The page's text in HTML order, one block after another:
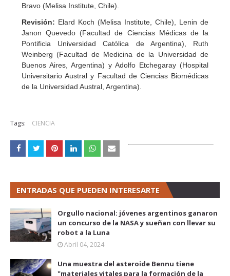
Bravo (Melisa Institute, Chile).
Revisión: Elard Koch (Melisa Institute, Chile), Lenin de
Janon Quevedo (Facultad de Ciencias Médicas de la
Pontificia Universidad Católica de Argentina), Ruth
Weinberg (Facultad de Medicina de la Universidad de
Buenos Aires, Argentina) y Adolfo Etchegaray (Hospital
Universitario Austral y Facultad de Ciencias Biomédicas
de la Universidad Austral, Argentina).
Tags: CIENCIA
ENTRADAS QUE PUEDEN INTERESARTE
Orgullo nacional: jóvenes argentinos ganaron
un concurso de la NASA y sueñan con llevar su
robot a la Luna
Abril 04, 2024
Una muestra del asteroide Bennu tiene
"materiales vitales para la formación de la